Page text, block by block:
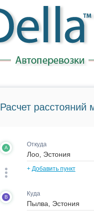
Расчет
A Откуда
+ Добавить пункт
B Куда